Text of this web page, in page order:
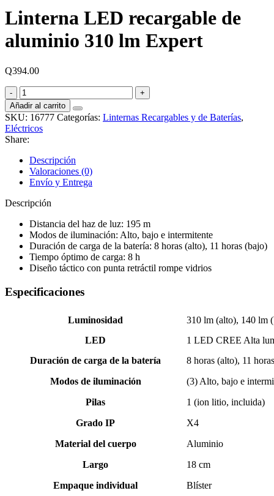
Linterna LED recargable de
aluminio 310 lm Expert
Q394.00
Linterna
LED
recargable
de
aluminio
310
lm
Expert
cantidad
Añadir al carrito
SKU: 16777 Categorías: Linternas Recargables y de Baterías,
Eléctricos
Share:
Descripción
Valoraciones (0)
Envío y Entrega
Descripción
Distancia del haz de luz: 195 m
Modos de iluminación: Alto, bajo e intermitente
Duración de carga de la batería: 8 horas (alto), 11 horas (bajo)
Tiempo óptimo de carga: 8 h
Diseño táctico con punta retráctil rompe vidrios
Especificaciones
Luminosidad
310 lm (alto), 140 lm
LED
1 LED CREE Alta
Duración de carga de la batería
8 horas (alto), 11
Modos de iluminación
(3) Alto, bajo e
Pilas
1 (ion litio, incluida)
Grado IP
X4
Material del cuerpo
Aluminio
Largo
18 cm
Empaque individual
Blíster